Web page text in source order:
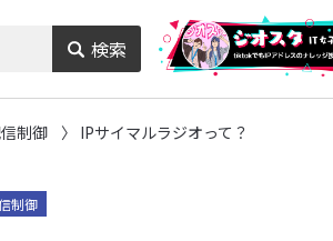
検索
制御 IPサイマルラジオって？
制御